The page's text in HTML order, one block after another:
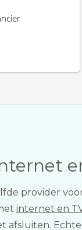
provider
internet en
afsluiten.